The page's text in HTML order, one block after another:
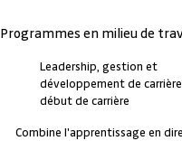
Programmes en milieu de
Leadership, gestion et
développement de
début de carrière
Combine l'apprentissage en